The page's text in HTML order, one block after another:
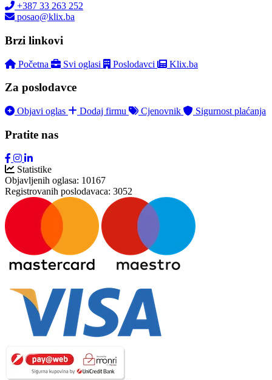
+387 33 263 252
posao@klix.ba
Brzi linkovi
Početna Svi oglasi Poslodavci Klix.ba
Za poslodavce
Objavi oglas Dodaj firmu Cjenovnik Sigurnost plaćanja
Pratite nas
Statistike
Objavljenih oglasa: 10167
Registrovanih poslodavaca: 3052